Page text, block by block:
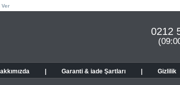
Ver
0212
Garanti & iade Şartları Gizlilik